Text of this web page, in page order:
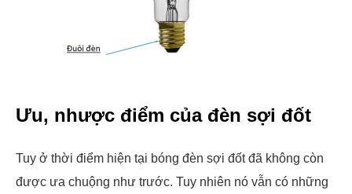
Ưu, nhược điểm của đèn sợi đốt
Tuy ở thời điểm hiện tại bóng đèn sợi đốt đã không còn
được ưa chuộng như trước. Tuy nhiên nó vẫn có những